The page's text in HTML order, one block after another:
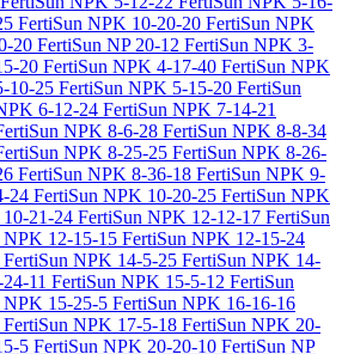
FertiSun NPK 10-20-20 FertiSun NPK
20 FertiSun NP 20-12 FertiSun NPK 3-
20 FertiSun NPK 4-17-40 FertiSun NPK
10-25 FertiSun NPK 5-15-20 FertiSun
6-12-24 FertiSun NPK 7-14-21
NPK 8-6-28 FertiSun NPK 8-8-34
NPK 8-25-25 FertiSun NPK 8-26-
FertiSun NPK 8-36-18 FertiSun NPK 9-
24 FertiSun NPK 10-20-25 FertiSun NPK
21-24 FertiSun NPK 12-12-17 FertiSun
NPK 12-15-15 FertiSun NPK 12-15-24
FertiSun NPK 14-5-25 FertiSun NPK 14-
11 FertiSun NPK 15-5-12 FertiSun
NPK 15-25-5 FertiSun NPK 16-16-16
FertiSun NPK 17-5-18 FertiSun NPK 20-
5 FertiSun NPK 20-20-10 FertiSun NP